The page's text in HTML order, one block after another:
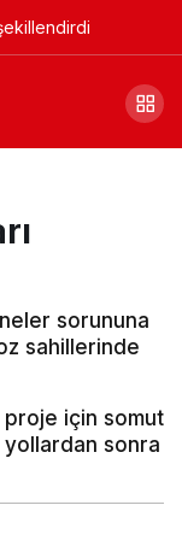
sorununa
sahillerinde
için somut
yollardan sonra